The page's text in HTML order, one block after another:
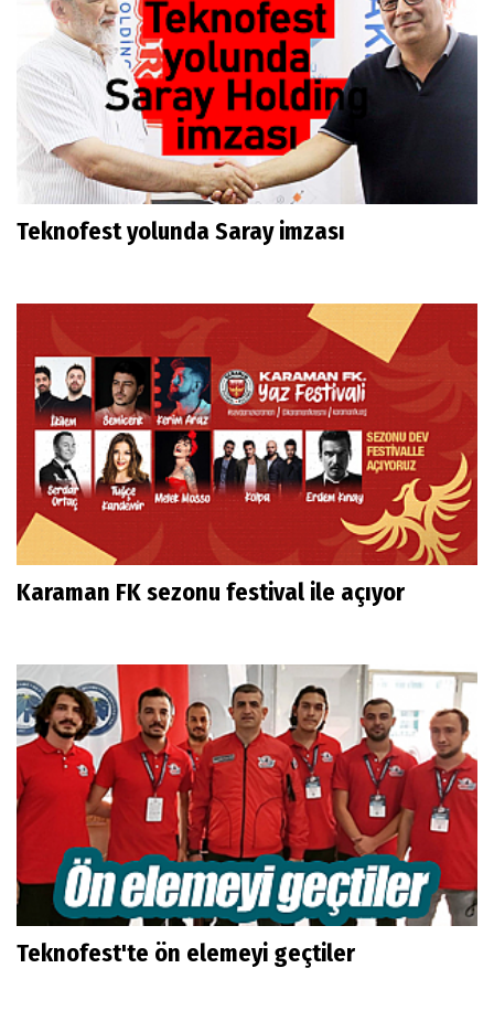
Teknofest yolunda Saray imzası
Karaman FK sezonu festival ile açıyor
Teknofest'te ön elemeyi geçtiler